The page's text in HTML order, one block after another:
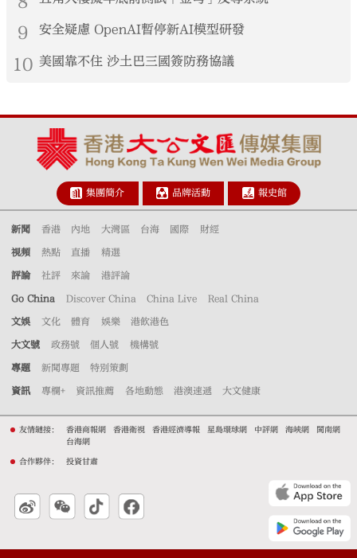
9 安全疑慮 OpenAI暫停新AI模型研發
10 美國靠不住 沙土巴三國簽防務協議
集團簡介 品牌活動 報史館
新聞 香港 內地 大灣區 台海 國際 財經
視頻 熱點 直播 精選
評論 社評 來論 港評論
Go China Discover China China Live Real China
文娛 文化 體育 娛樂 港飲港色
大文號 政務號 個人號 機構號
專題 新聞專題 特別策劃
資訊 專欄+ 資訊推薦 各地動態 港澳速遞 大文健康
友情鏈接： 香港商報網 香港衛視 香港經濟導報 星島環球網 中評網 海峽網
閩南網
台海網
合作夥伴： 投資甘肅